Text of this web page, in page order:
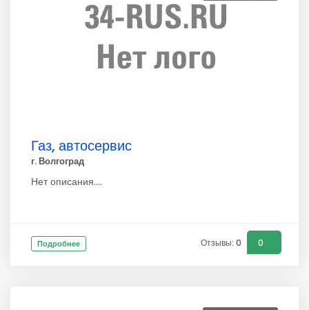
Газ, автосервис
г. Волгоград
Нет описания....
Подробнее Отзывы: 0 0